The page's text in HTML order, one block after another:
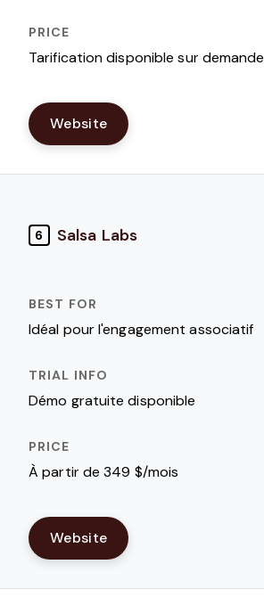
Tarification disponible sur demande
Website
6 Salsa Labs
Idéal pour l'engagement associatif
Démo gratuite disponible
À partir de 349 $/mois
Website